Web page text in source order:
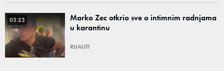
03:23
Marko Zec otkrio sve o intimnim radnjama
u karantinu
RIJALITI